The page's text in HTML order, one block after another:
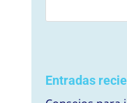
Entradas